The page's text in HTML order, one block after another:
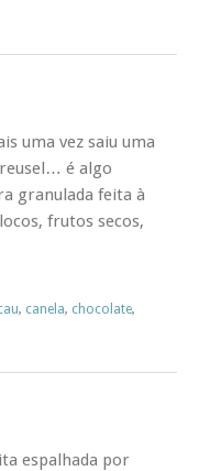
uma vez saiu uma
é algo
granulada feita à
frutos secos,
, canela, chocolate,
espalhada por